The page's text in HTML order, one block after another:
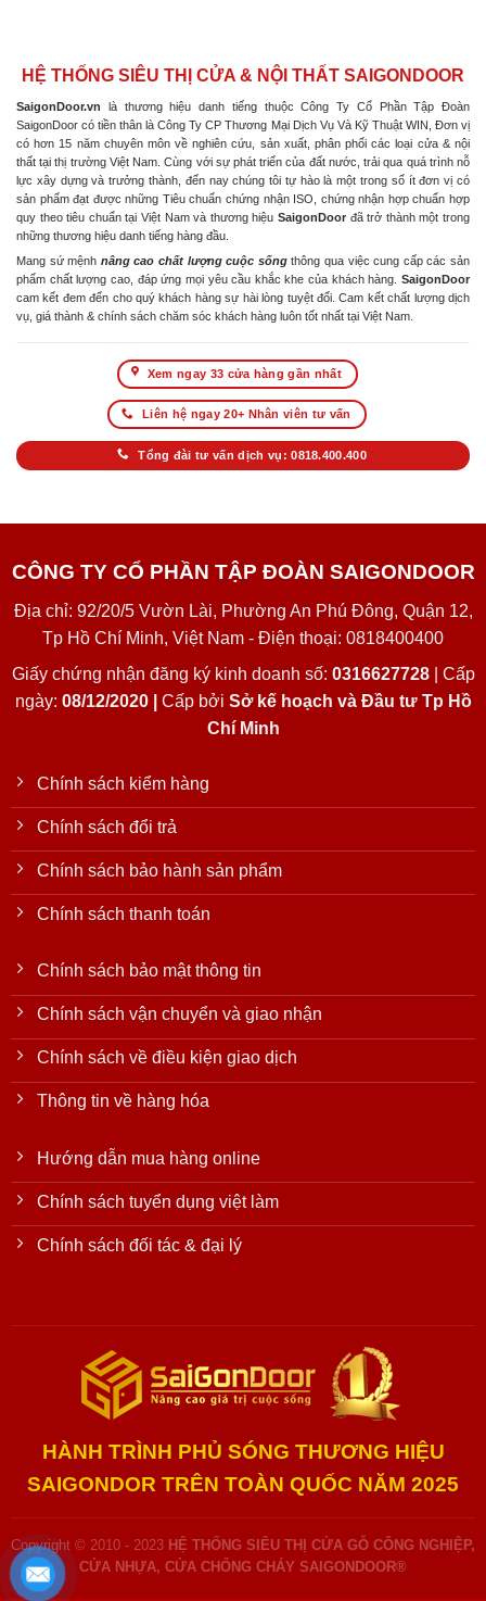
HỆ THỐNG SIÊU THỊ CỬA & NỘI THẤT SAIGONDOOR
SaigonDoor.vn là thương hiệu danh tiếng thuộc Công Ty Cổ Phần Tập Đoàn
SaigonDoor có tiền thân là Công Ty CP Thương Mại Dịch Vụ Và Kỹ Thuật WIN, Đơn vị
có hơn 15 năm chuyên môn về nghiên cứu, sản xuất, phân phối các loại cửa & nội
thất tại thị trường Việt Nam. Cùng với sự phát triển của đất nước, trải qua quá trình nỗ
lực xây dựng và trưởng thành, đến nay chúng tôi tự hào là một trong số ít đơn vị có
sản phẩm đạt được những Tiêu chuẩn chứng nhận ISO, chứng nhận hợp chuẩn hợp
quy theo tiêu chuẩn tại Việt Nam và thương hiệu SaigonDoor đã trở thành một trong
những thương hiệu danh tiếng hàng đầu.
Mang sứ mệnh nâng cao chất lượng cuộc sốngthông qua việc cung cấp các sản
phẩm chất lượng cao, đáp ứng mọi yêu cầu khắc khe của khách hàng. SaigonDoor
cam kết đem đến cho quý khách hàng sự hài lòng tuyệt đối. Cam kết chất lượng dịch
vụ, giá thành & chính sách chăm sóc khách hàng luôn tốt nhất tại Việt Nam.
Xem ngay 33 cửa hàng gần nhất
Liên hệ ngay 20+ Nhân viên tư vấn
Tổng đài tư vấn dịch vụ: 0818.400.400
CÔNG TY CỔ PHẦN TẬP ĐOÀN SAIGONDOOR
Địa chỉ: 92/20/5 Vườn Lài, Phường An Phú Đông, Quận 12,
Tp Hồ Chí Minh, Việt Nam - Điện thoại: 0818400400
Giấy chứng nhận đăng ký kinh doanh số: 0316627728| Cấp
ngày: 08/12/2020 | Cấp bởi Sở kế hoạch và Đầu tư Tp Hồ
Chí Minh
Chính sách kiểm hàng
Chính sách đổi trả
Chính sách bảo hành sản phẩm
Chính sách thanh toán
Chính sách bảo mật thông tin
Chính sách vận chuyển và giao nhận
Chính sách về điều kiện giao dịch
Thông tin về hàng hóa
Hướng dẫn mua hàng online
Chính sách tuyển dụng việt làm
Chính sách đối tác & đại lý
HÀNH TRÌNH PHỦ SÓNG THƯƠNG HIỆU
SAIGONDOR TRÊN TOÀN QUỐC NĂM 2025
Copyright © 2010 - 2023 HỆ THỐNG SIÊU THỊ CỬA GỖ CÔNG NGHIỆP,
CỬA NHỰA, CỬA CHỐNG CHÁY SAIGONDOOR®